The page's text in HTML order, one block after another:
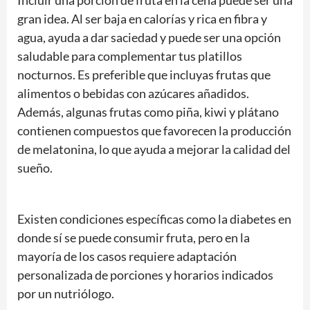
gran idea. Al ser baja en calorías y rica en fibra y
agua, ayuda a dar saciedad y puede ser una opción
saludable para complementar tus platillos
nocturnos. Es preferible que incluyas frutas que
alimentos o bebidas con azúcares añadidos.
Además, algunas frutas como piña, kiwi y plátano
contienen compuestos que favorecen la producción
de melatonina, lo que ayuda a mejorar la calidad del
sueño.
Existen condiciones específicas como la diabetes en
donde sí se puede consumir fruta, pero en la
mayoría de los casos requiere adaptación
personalizada de porciones y horarios indicados
por un nutriólogo.